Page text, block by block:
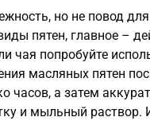
но не повод
пятен, главное –
чая попробуйте
масляных пятен
часов, а затем
и мыльный раствор.